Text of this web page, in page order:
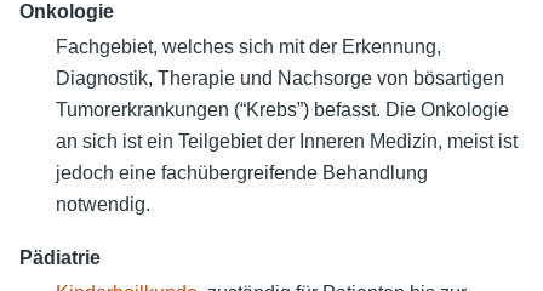
Onkologie
Fachgebiet, welches sich mit der Erkennung,
Diagnostik, Therapie und Nachsorge von bösartigen
Tumorerkrankungen (“Krebs”) befasst. Die Onkologie
an sich ist ein Teilgebiet der Inneren Medizin, meist ist
jedoch eine fachübergreifende Behandlung
notwendig.
Pädiatrie